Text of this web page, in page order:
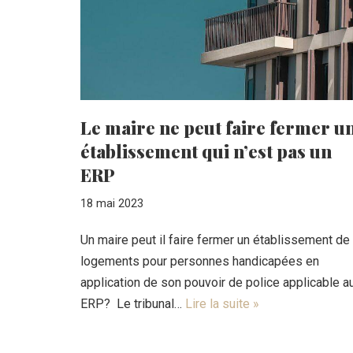
Le maire ne peut faire fermer
établissement qui n’est pas un
ERP
18 mai 2023
Un maire peut il faire fermer un établissement de
logements pour personnes handicapées en
application de son pouvoir de police applicable
ERP? Le tribunal… Lire la suite »